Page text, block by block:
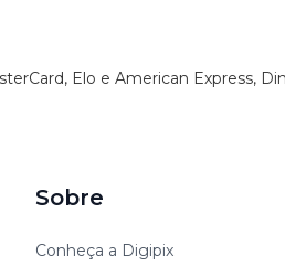
Elo e American Express,
Sobre
Conheça a Digipix